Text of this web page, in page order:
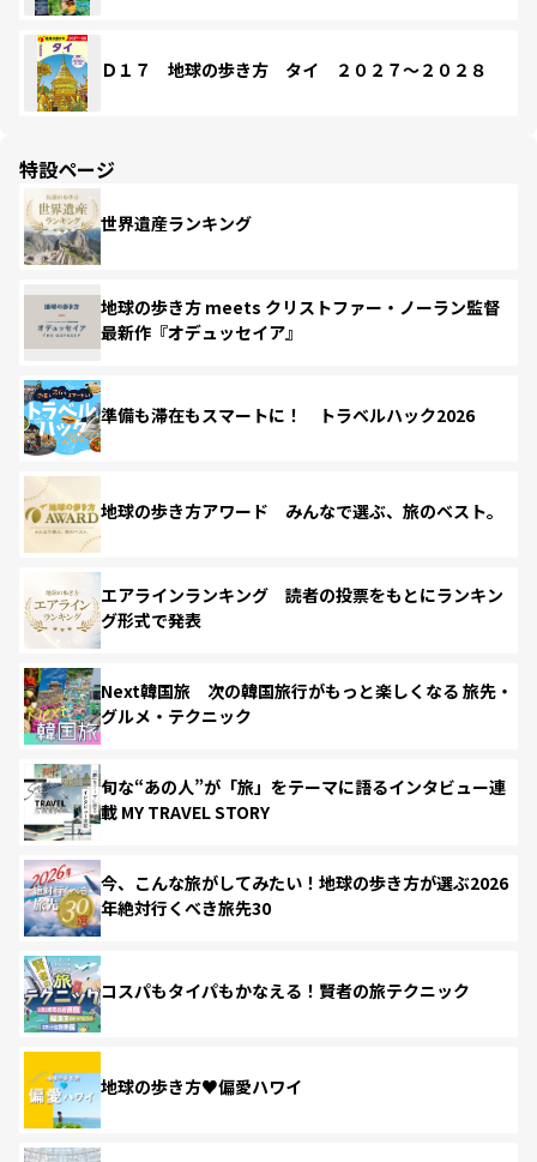
Ｄ１７ 地球の歩き方 タイ ２０２７～２０２８
特設ページ
世界遺産ランキング
地球の歩き方 meets クリストファー・ノーラン監督
最新作『オデュッセイア』
準備も滞在もスマートに！ トラベルハック2026
地球の歩き方アワード みんなで選ぶ、旅のベスト。
エアラインランキング 読者の投票をもとにランキン
グ形式で発表
Next韓国旅 次の韓国旅行がもっと楽しくなる 旅先・
グルメ・テクニック
旬な“あの人”が「旅」をテーマに語るインタビュー連
載 MY TRAVEL STORY
今、こんな旅がしてみたい！地球の歩き方が選ぶ2026
年絶対行くべき旅先30
コスパもタイパもかなえる！賢者の旅テクニック
地球の歩き方♥偏愛ハワイ